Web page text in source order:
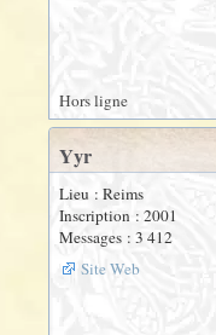
Hors ligne
Yyr
Lieu : Reims
Inscription : 2001
Messages : 3 412
Site Web